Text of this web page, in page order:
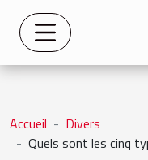
Accueil
Divers
Quels sont les cinq